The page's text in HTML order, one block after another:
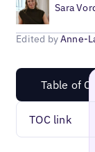
Sara
Edited byAnne-
Table of
TOC link